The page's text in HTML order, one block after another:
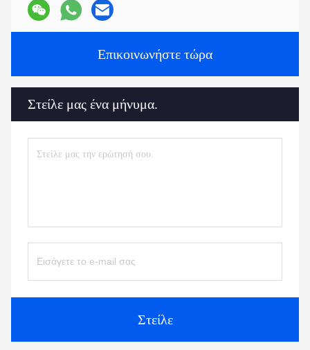
Επικοινωνήστε τώρα
Στείλε μας ένα μήνυμα.
Στείλε